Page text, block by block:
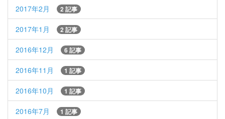
2017年2月 2 記事
2017年1月 2 記事
2016年12月 6 記事
2016年11月 1 記事
2016年10月 1 記事
2016年7月 1 記事